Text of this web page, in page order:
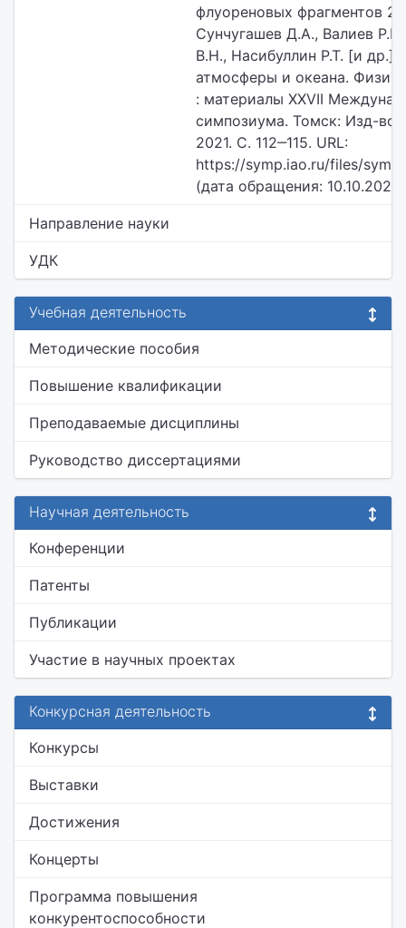
флуореновых фрагментов
Сунчугашев Д.А., Валиев
В.Н., Насибуллин Р.Т. [и др.]
атмосферы и океана.
: материалы XXVII
симпозиума. Томск: Изд-
2021. С. 112‒115. URL:
https://symp.iao.ru/files/
(дата обращения:
Направление науки
УДК
Учебная деятельность
Методические пособия
Повышение квалификации
Преподаваемые дисциплины
Руководство диссертациями
Научная деятельность
Конференции
Патенты
Публикации
Участие в научных проектах
Конкурсная деятельность
Конкурсы
Выставки
Достижения
Концерты
Программа повышения
конкурентоспособности